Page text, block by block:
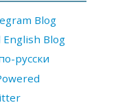
Blog
English Blog
русски